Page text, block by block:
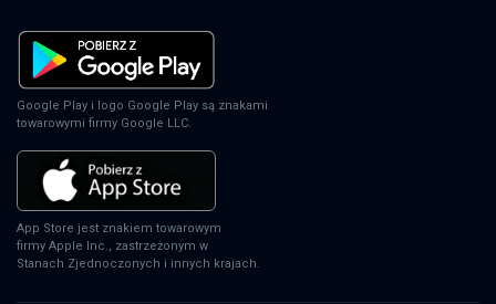
Google Play i logo Google Play są znakami
towarowymi firmy Google LLC.
App Store jest znakiem towarowym
firmy Apple Inc., zastrzeżonym w
Stanach Zjednoczonych i innych krajach.